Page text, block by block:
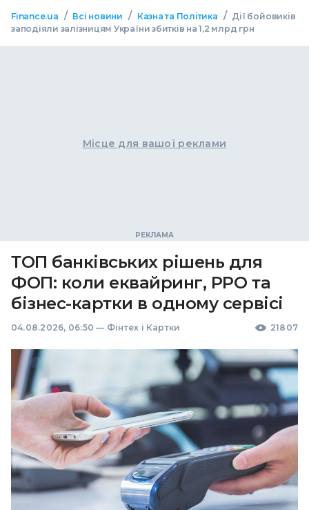
Finance.ua / Всі новини / Казна та Політика / Дії бойовиків
заподіяли залізницям України збитків на 1,2 млрд грн
Місце для вашої реклами
ТОП банківських рішень для
ФОП: коли еквайринг, РРО та
бізнес-картки в одному сервісі
04.08.2026, 06:50 — Фінтех і Картки 21807